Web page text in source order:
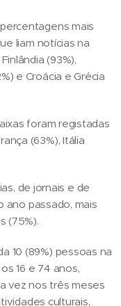
mais
liam notícias na
(93%),
e Croácia e Grécia
foram registadas
(63%), Itália
de jornais e de
ano passado, mais
(75%).
10 (89%) pessoas na
16 e 74 anos,
vez nos três meses
culturais,